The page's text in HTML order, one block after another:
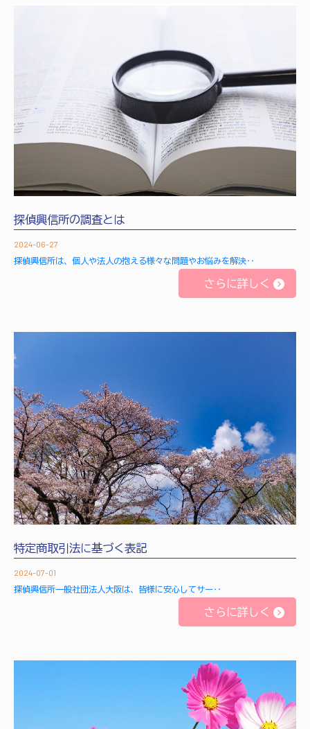
探偵興信所の調査とは
2024-06-27
探偵興信所は、個人や法人の抱える様々な問題やお悩みを解決‥
さらに詳しく
特定商取引法に基づく表記
2024-07-01
探偵興信所一般社団法人大阪は、皆様に安心してサー‥
さらに詳しく